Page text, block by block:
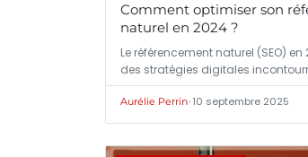
Comment optimiser son
naturel en 2024 ?
Le référencement naturel (SEO)
des stratégies digitales
Aurélie Perrin•10 septembre 2025